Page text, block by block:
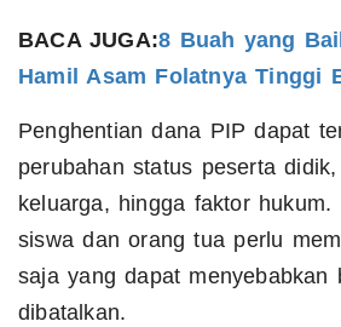
BACA JUGA:8 Buah yang
Hamil Asam Folatnya Tinggi
Penghentian dana PIP dapat
perubahan status peserta
keluarga, hingga faktor
siswa dan orang tua perlu
saja yang dapat menyebabkan
dibatalkan.